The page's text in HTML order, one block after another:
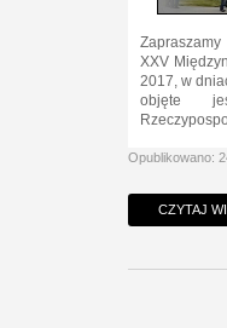
XXV
2017, w
objęte
Opublikowano:
CZYTAJ